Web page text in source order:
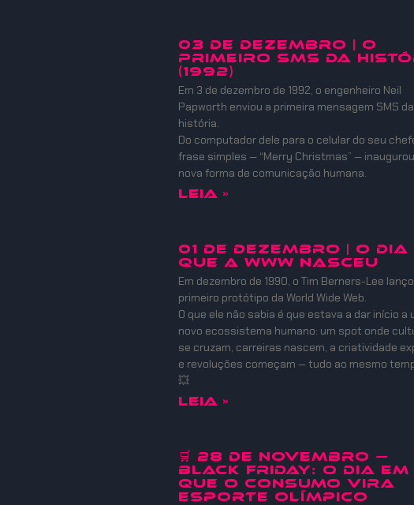
03 DE DEZEMBRO | O
PRIMEIRO SMS DA
(1992)
Em 3 de dezembro de 1992, o engenheiro Neil
Papworth enviou a primeira mensagem SMS da
história.
Do computador dele para o celular do seu
frase simples — “Merry Christmas” —
nova forma de comunicação humana.
Leia »
01 DE DEZEMBRO | O DIA
QUE A WWW NASCEU
Em dezembro de 1990, o Tim Berners-Lee
primeiro protótipo da World Wide Web.
O que ele não sabia é que estava a dar início a
novo ecossistema humano: um spot onde
se cruzam, carreiras nascem, a criatividade
e revoluções começam — tudo ao mesmo
💥
Leia »
🛒 28 de Novembro —
Black Friday: O Dia em
que o Consumo Vira
Esporte Olímpico